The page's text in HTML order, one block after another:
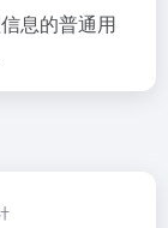
息的普通用